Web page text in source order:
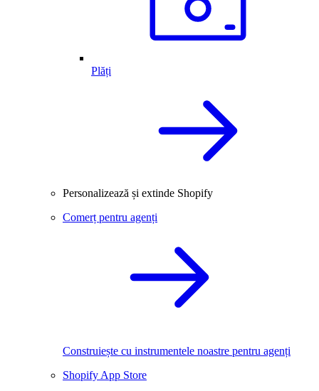
Plăți
Personalizează și extinde Shopify
Comerț pentru agenți
Construiește cu instrumentele noastre pentru agenți
Shopify App Store